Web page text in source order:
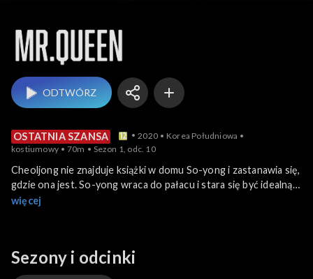
ODTWÓRZ
OSTATNIA SZANSA 2020
Korea Południowa
kostiumowy
70m Sezon 1, odc. 10
Cheoljong nie znajduje książki w domu So-yong i zastanawia się,
gdzie ona jest. So-yong wraca do pałacu i stara się być idealną
królową, co dezorientuje Cheoljong.
więcej
Sezony i odcinki